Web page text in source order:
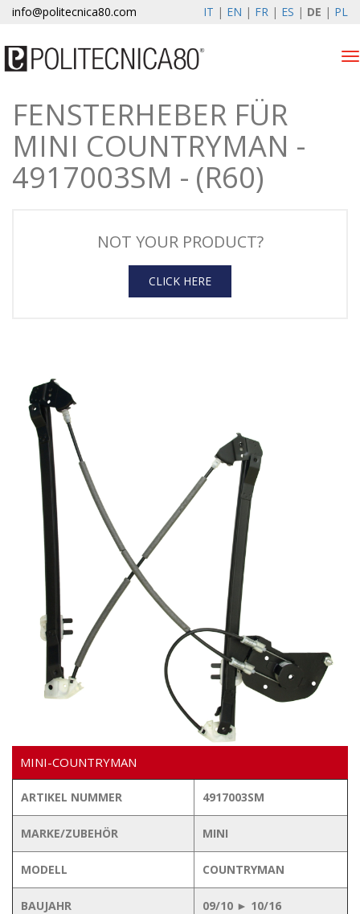
info@politecnica80.com IT | EN | FR | ES | DE | PL
venerdì 7 agosto 2026
Produkten
Registrierung
News & Events
Kontakte
FENSTERHEBER FÜR
MINI COUNTRYMAN -
4917003SM - (R60)
NOT YOUR PRODUCT?
CLICK HERE
MINI-COUNTRYMAN
ARTIKEL NUMMER 4917003SM
MARKE/ZUBEHÖR MINI
MODELL COUNTRYMAN
BAUJAHR 09/10 ► 10/16